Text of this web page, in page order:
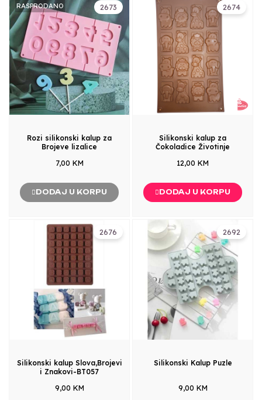
2673
RASPRODANO
Rozi silikonski kalup za
Brojeve lizalice
7,00 KM
DODAJ U KORPU
2674
Silikonski kalup za
Čokoladice Životinje
12,00 KM
DODAJ U KORPU
2676
Silikonski kalup Slova,Brojevi
i Znakovi-BT057
9,00 KM
2692
Silikonski Kalup Puzle
9,00 KM